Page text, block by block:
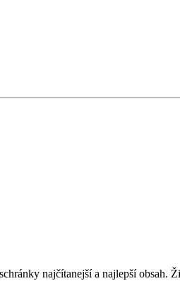
najčítanejší a najlepší obsah.